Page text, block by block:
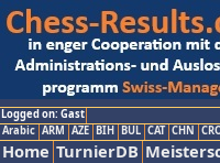
Logged on: Gast
Arabic ARM AZE BIH BUL CAT CHN
Home TurnierDB